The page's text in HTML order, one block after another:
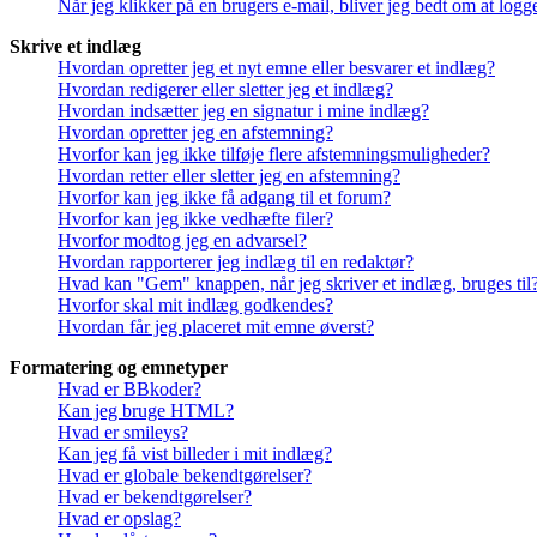
Når jeg klikker på en brugers e-mail, bliver jeg bedt om at
Skrive et indlæg
Hvordan opretter jeg et nyt emne eller besvarer et indlæg?
Hvordan redigerer eller sletter jeg et indlæg?
Hvordan indsætter jeg en signatur i mine indlæg?
Hvordan opretter jeg en afstemning?
Hvorfor kan jeg ikke tilføje flere afstemningsmuligheder?
Hvordan retter eller sletter jeg en afstemning?
Hvorfor kan jeg ikke få adgang til et forum?
Hvorfor kan jeg ikke vedhæfte filer?
Hvorfor modtog jeg en advarsel?
Hvordan rapporterer jeg indlæg til en redaktør?
Hvad kan "Gem" knappen, når jeg skriver et indlæg, bruges
Hvorfor skal mit indlæg godkendes?
Hvordan får jeg placeret mit emne øverst?
Formatering og emnetyper
Hvad er BBkoder?
Kan jeg bruge HTML?
Hvad er smileys?
Kan jeg få vist billeder i mit indlæg?
Hvad er globale bekendtgørelser?
Hvad er bekendtgørelser?
Hvad er opslag?